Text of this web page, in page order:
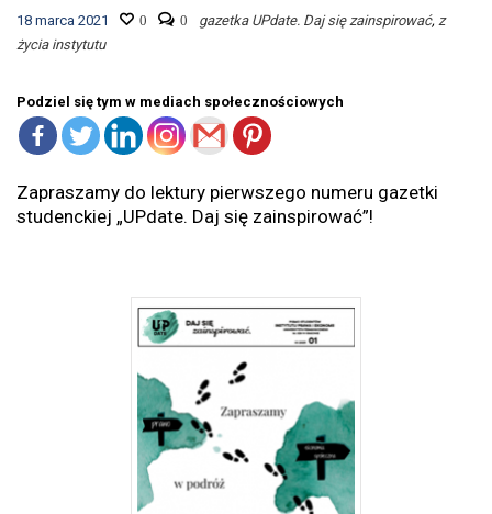
18 marca 2021 0 0 gazetka UPdate. Daj się zainspirować, z
życia instytutu
Podziel się tym w mediach społecznościowych
Zapraszamy do lektury pierwszego numeru gazetki
studenckiej „UPdate. Daj się zainspirować”!